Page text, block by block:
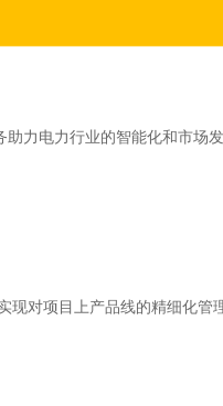
力电力行业的智能化和市场
现对项目上产品线的精细化管